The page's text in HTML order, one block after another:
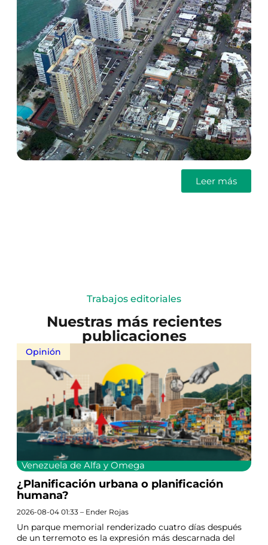
Leer más
Trabajos editoriales
Nuestras más recientes
publicaciones
Opinión
Venezuela de Alfa y Omega
¿Planificación urbana o planificación
humana?
2026-08-04 01:33 – Ender Rojas
Un parque memorial renderizado cuatro días después
de un terremoto es la expresión más descarnada del